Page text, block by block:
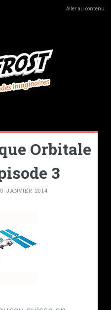
Aller au contenu
Orbitale
3
JANVIER 2014